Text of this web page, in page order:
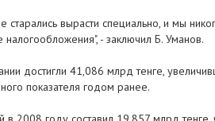
вырасти специально, и мы
- заключил Б. Уманов.
достигли 41,086 млрд тенге,
показателя годом ранее.